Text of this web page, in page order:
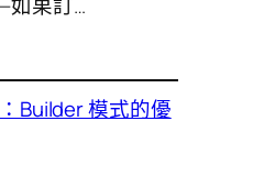
如果訂…
Builder 模式的優